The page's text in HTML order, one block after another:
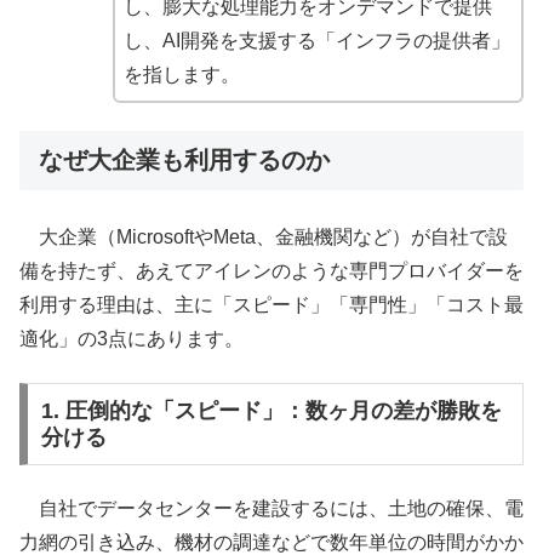
し、膨大な処理能力をオンデマンドで提供
し、AI開発を支援する「インフラの提供者」
を指します。
なぜ大企業も利用するのか
大企業（MicrosoftやMeta、金融機関など）が自社で設
備を持たず、あえてアイレンのような専門プロバイダーを
利用する理由は、主に「スピード」「専門性」「コスト最
適化」の3点にあります。
1. 圧倒的な「スピード」：数ヶ月の差が勝敗を
分ける
自社でデータセンターを建設するには、土地の確保、電
力網の引き込み、機材の調達などで数年単位の時間がかか